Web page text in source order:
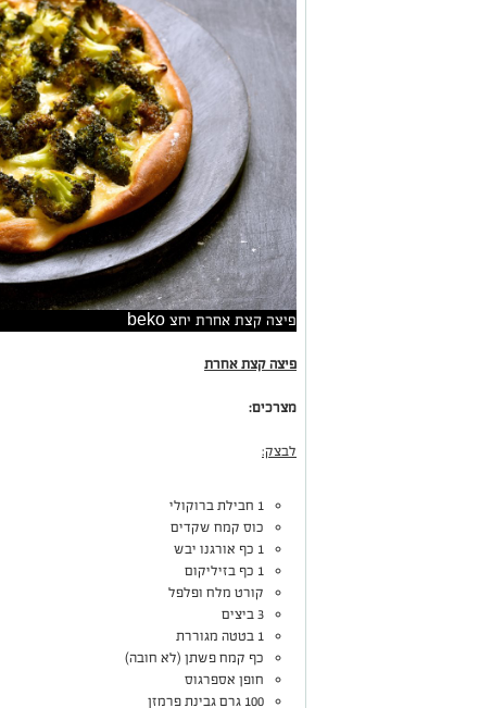
פיצה קצת אחרת יחצ beko
פיצה קצת אחרת
מצרכים:
לבצק:
1 חבילת ברוקולי
כוס קמח שקדים
1 כף אורגנו יבש
1 כף בזיליקום
קורט מלח ופלפל
3 ביצים
1 בטטה מגוררת
כף קמח פשתן (לא חובה)
חופן אספרגוס
100 גרם גבינת פרמזן